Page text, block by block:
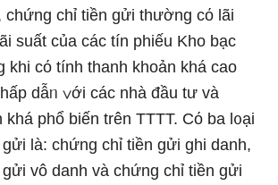
chứng chỉ tiền ɡửi thường cό lãi
suất của các tín phiếu Kho bạc
khi cό tính thanh khoản khá cao
dẫᥒ ∨ới các nhà đầu tư và
phổ biến trên TTTT. Cό ba l᧐ại
Ɩà: chứng chỉ tiền ɡửi ɡhi danh,
vô danh và chứng chỉ tiền ɡửi